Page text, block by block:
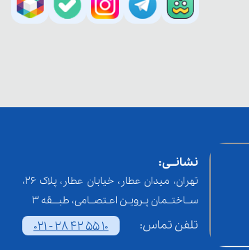
نشانــی:
تهران، میدان عطار، خیابان عطار، پلاک 26،
ســاختــمان پـرویـن اعـتصــامی، طبـــقه 3
تلفن تماس: 021 - 28 42 55 10